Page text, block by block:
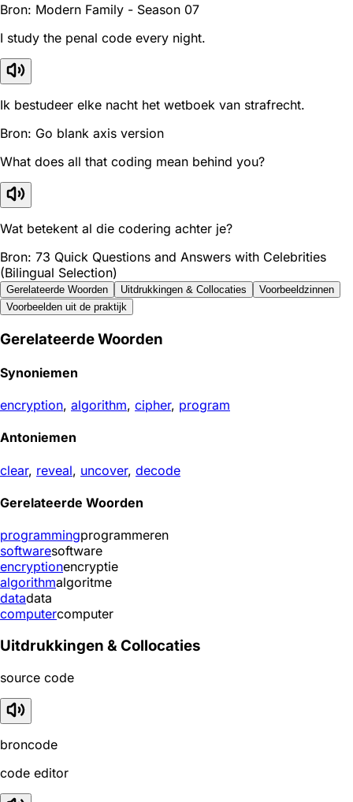
Bron: Modern Family - Season 07
I study the penal code every night.
Ik bestudeer elke nacht het wetboek van strafrecht.
Bron: Go blank axis version
What does all that coding mean behind you?
Wat betekent al die codering achter je?
Bron: 73 Quick Questions and Answers with Celebrities
(Bilingual Selection)
Gerelateerde Woorden Uitdrukkingen & Collocaties
Voorbeeldzinnen
Voorbeelden uit de praktijk
Gerelateerde Woorden
Synoniemen
encryption, algorithm, cipher, program
Antoniemen
clear, reveal, uncover, decode
Gerelateerde Woorden
programmingprogrammeren
softwaresoftware
encryptionencryptie
algorithmalgoritme
datadata
computercomputer
Uitdrukkingen & Collocaties
source code
broncode
code editor